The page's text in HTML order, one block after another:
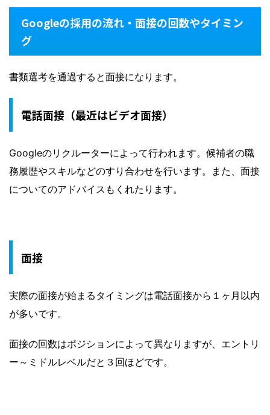
Googleの採用の流れ・面接の回数やタイミン
グ
書類選考を通過すると面接になります。
電話面接（最近はビデオ面接）
Googleのリクルーターによって行われます。候補者の職
務履歴やスキルなどのすり合わせを行います。また、面接
についてのアドバイスもくれたります。
面接
実際の面接が始まるタイミングは電話面接から１ヶ月以内
が多いです。
面接の回数はポジションによって異なりますが、エントリ
ー～ミドルレベルだと３回ほどです。